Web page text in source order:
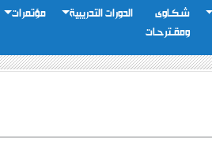
شـكـاوى
ومقـترحـات
الدورات التدريبية مؤتمرات